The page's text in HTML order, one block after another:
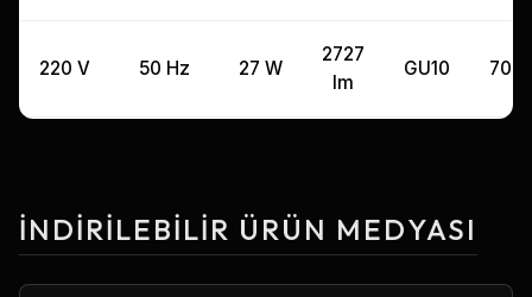
220 V 50 Hz 27 W
2727
lm
GU10 70
İNDIRILEBILIR ÜRÜN MEDYASI